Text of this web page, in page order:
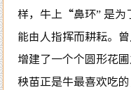
样，牛上“鼻环” 是为
能由人指挥而耕耘。
增建了一个个圆形花
秧苗正是牛最喜欢吃